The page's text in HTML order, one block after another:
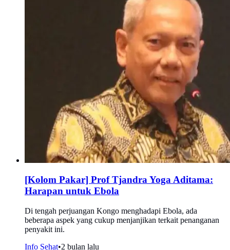
[Kolom Pakar] Prof Tjandra Yoga Aditama:
Harapan untuk Ebola
Di tengah perjuangan Kongo menghadapi Ebola, ada
beberapa aspek yang cukup menjanjikan terkait penanganan
penyakit ini.
Info Sehat•2 bulan lalu